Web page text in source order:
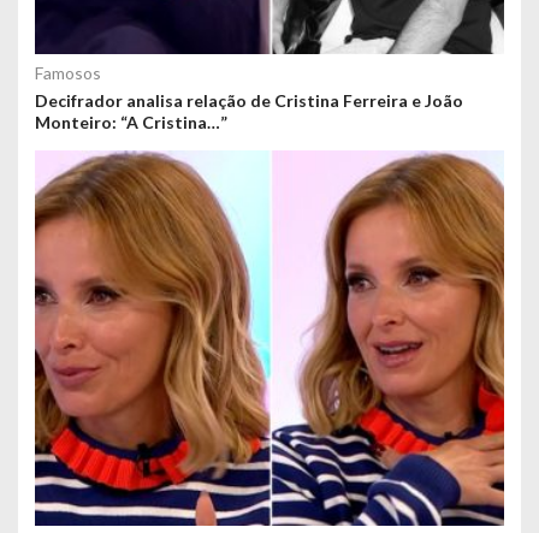
Famosos
Decifrador analisa relação de Cristina Ferreira e João
Monteiro: “A Cristina…”